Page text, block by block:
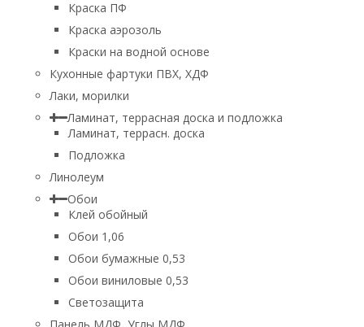
Краска ПФ
Краска аэрозоль
Краски на водной основе
Кухонные фартуки ПВХ, ХДФ
Лаки, морилки
Ламинат, террасная доска и подложка
Ламинат, террасн. доска
Подложка
Линолеум
Обои
Клей обойный
Обои 1,06
Обои бумажные 0,53
Обои виниловые 0,53
Светозащита